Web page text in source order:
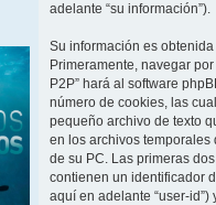
adelante “su información”).
Su información es
Primeramente, navegar
P2P” hará al software
número de cookies, las
pequeño archivo de texto
en los archivos temporales
de su PC. Las primeras
contienen un identificador
aquí en adelante “user-id”)